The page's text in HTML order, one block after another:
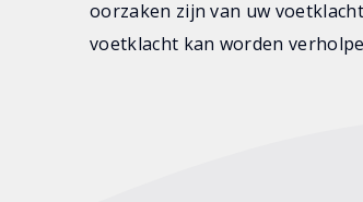
oorzaken zijn van uw
voetklacht kan worden